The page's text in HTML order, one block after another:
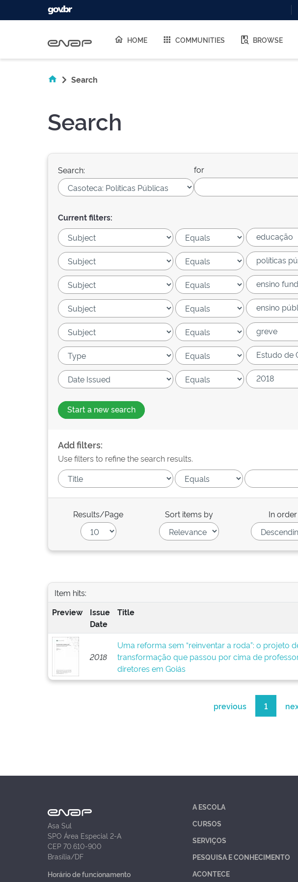
HOME COMMUNITIES BROWSE
Search
Search
Search: for
Current filters:
Start a new search
Add filters:
Use filters to refine the search results.
Results/Page Sort items by In order
Item hits:
Preview
Issue
Date
Title
2018
Uma reforma sem “reinventar a roda”: o projeto
transformação que passou por cima de
diretores em Goiás
previous 1
Asa Sul
SPO Área Especial 2-A
CEP 70.610-900
Brasília/DF
Horário de funcionamento
A ESCOLA
CURSOS
SERVIÇOS
PESQUISA E CONHECIMENTO
ACONTECE